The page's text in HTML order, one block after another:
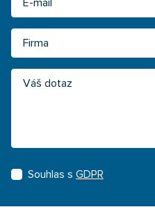
Váš dotaz
Souhlas s GDPR